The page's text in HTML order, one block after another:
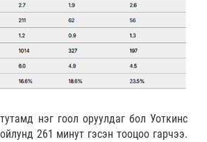
нэг гоол оруулдаг бол Уоткинс
261 минут гэсэн тооцоо гарчээ.